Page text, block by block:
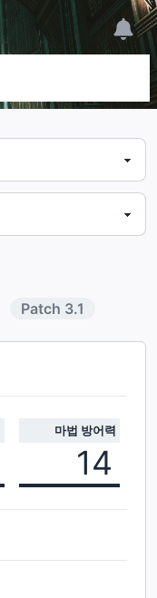
Patch 3.1
마법 방어력
14